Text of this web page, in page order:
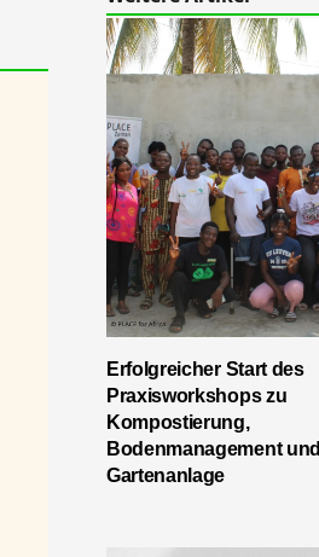
Erfolgreicher Start des
Praxisworkshops zu
Kompostierung,
Bodenmanagement und
Gartenanlage